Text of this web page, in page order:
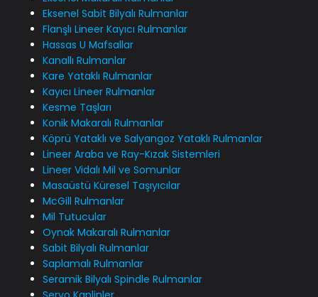
Eksenel Sabit Bilyalı Rulmanlar
Flanşlı Lineer Kayıcı Rulmanlar
Hassas U Mafsallar
Kanallı Rulmanlar
Kare Yataklı Rulmanlar
Kayıcı Lineer Rulmanlar
Kesme Taşları
Konik Makaralı Rulmanlar
Köprü Yataklı ve Salyangoz Yataklı Rulmanlar
Lineer Araba ve Ray-Kızak Sistemleri
Lineer Vidalı Mil ve Somunlar
Masaüstü Küresel Taşıyıcılar
McGill Rulmanlar
Mil Tutucular
Oynak Makaralı Rulmanlar
Sabit Bilyalı Rulmanlar
Saplamalı Rulmanlar
Seramik Bilyalı Spindle Rulmanlar